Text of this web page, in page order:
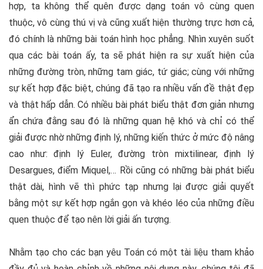
hợp, ta không thể quên được dạng toán vô cùng quen
thuộc, vô cùng thú vị và cũng xuất hiện thường trực hơn cả,
đó chính là những bài toán hình học phẳng. Nhìn xuyên suốt
qua các bài toán ấy, ta sẽ phát hiện ra sự xuất hiện của
những đường tròn, những tam giác, tứ giác; cùng với những
sự kết hợp đặc biệt, chúng đã tạo ra nhiều vấn đề thật đẹp
và thật hấp dẫn. Có nhiều bài phát biểu thật đơn giản nhưng
ẩn chứa đằng sau đó là những quan hệ khó và chỉ có thể
giải được nhờ những định lý, những kiến thức ở mức độ nâng
cao như: định lý Euler, đường tròn mixtilinear, định lý
Desargues, điểm Miquel,… Rồi cũng có những bài phát biểu
thật dài, hình vẽ thì phức tạp nhưng lại được giải quyết
bằng một sự kết hợp ngắn gọn và khéo léo của những điều
quen thuộc để tạo nên lời giải ấn tượng.
Nhằm tạo cho các bạn yêu Toán có một tài liệu tham khảo